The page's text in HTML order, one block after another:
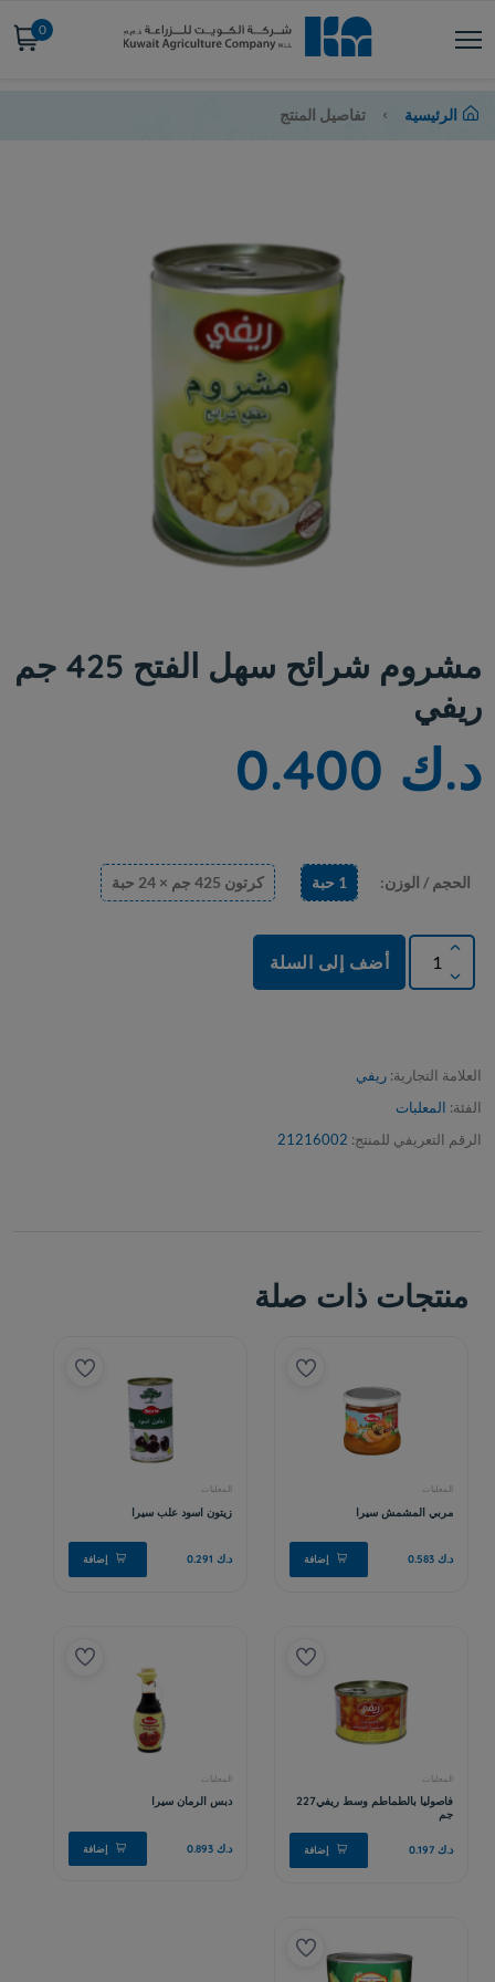
0
الرئيسية تفاصيل المنتج
مشروم شرائح سهل الفتح 425 جم
ريفي
د.ك 0.400
الحجم / الوزن: 1 حبة كرتون 425 جم × 24 حبة
أضف إلى السلة
العلامة التجارية: ريفي
الفئة: المعلبات
الرقم التعريفي للمنتج: 21216002
منتجات ذات صلة